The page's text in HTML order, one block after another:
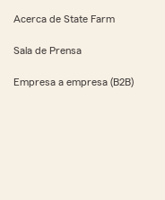
Acerca de State Farm
Sala de Prensa
Empresa a empresa (B2B)